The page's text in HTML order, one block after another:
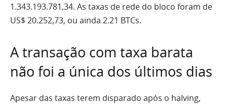
1.343.193.781,34. As taxas de rede do bloco foram de
US$ 20.252,73, ou ainda 2.21 BTCs.
A transação com taxa barata
não foi a única dos últimos dias
Apesar das taxas terem disparado após o halving,